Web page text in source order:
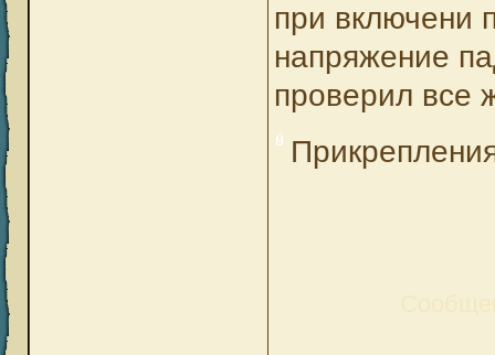
при включени
напряжение
проверил все